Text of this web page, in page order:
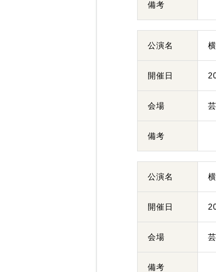
備考
公演名
開催日
会場
備考
公演名
開催日
会場
備考